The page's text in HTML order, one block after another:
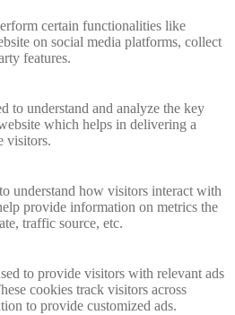
certain functionalities like
on social media platforms, collect
features.
to understand and analyze the key
which helps in delivering a
visitors.
understand how visitors interact with
provide information on metrics the
traffic source, etc.
to provide visitors with relevant ads
cookies track visitors across
to provide customized ads.